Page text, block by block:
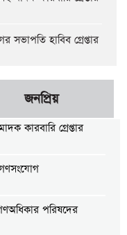
সভাপতি হাবিব গ্রেপ্তার
জনপ্রিয়
কারবারি গ্রেপ্তার
গণসংযোগ
পরিষদের